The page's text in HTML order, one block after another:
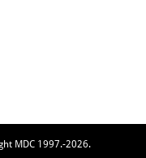
MDC 1997.-2026.